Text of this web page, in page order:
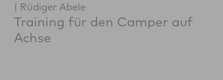
Rüdiger Abele
Training für den Camper auf
Achse